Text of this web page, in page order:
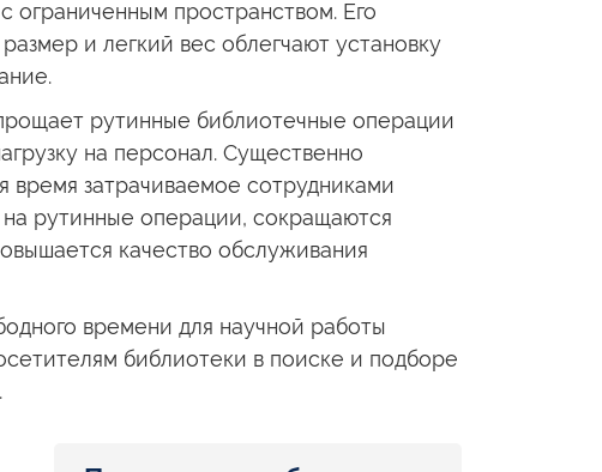
с ограниченным пространством. Его
и легкий вес облегчают установку
рутинные библиотечные операции
на персонал. Существенно
время затрачиваемое сотрудниками
на рутинные операции, сокращаются
качество обслуживания
времени для научной работы
библиотеки в поиске и подборе